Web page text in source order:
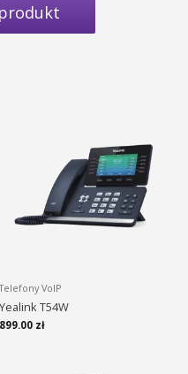
Telefony VoIP
Yealink T54W
899.00 zł